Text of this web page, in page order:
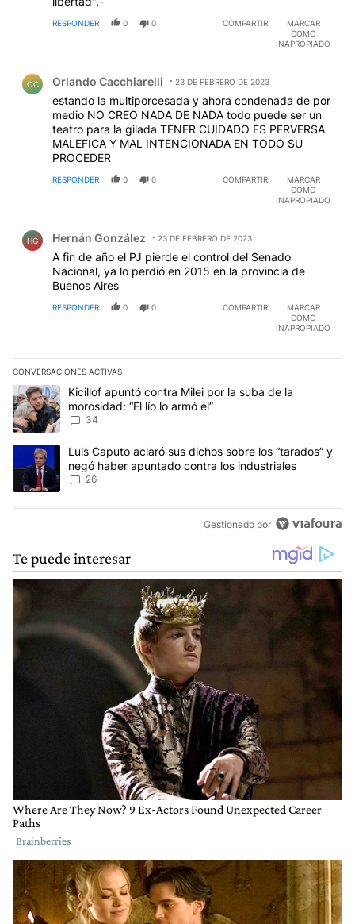
RESPONDER 0 0 COMPARTIR
MARCAR
COMO
INAPROPIADO
OC Orlando Cacchiarelli 23 DE FEBRERO DE 2023
estando la multiporcesada y ahora condenada de por
medio NO CREO NADA DE NADA todo puede ser un
teatro para la gilada TENER CUIDADO ES PERVERSA
MALEFICA Y MAL INTENCIONADA EN TODO SU
PROCEDER
RESPONDER 0 0 COMPARTIR
MARCAR
COMO
INAPROPIADO
HG Hernán González 23 DE FEBRERO DE 2023
A fin de año el PJ pierde el control del Senado
Nacional, ya lo perdió en 2015 en la provincia de
Buenos Aires
RESPONDER 0 0 COMPARTIR
MARCAR
COMO
INAPROPIADO
CONVERSACIONES ACTIVAS
Este listado muestra los artículos con más comentarios en los
Un artículo de tendencia con el título "Kicillof apuntó contra Milei
Kicillof apuntó contra Milei por la suba de la
morosidad: “El lío lo armó él”
34
Un artículo de tendencia con el título "Luis Caputo aclaró sus
Luis Caputo aclaró sus dichos sobre los “tarados” y
negó haber apuntado contra los industriales
26
Gestionado por